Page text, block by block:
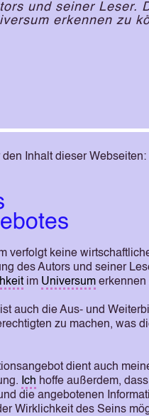
und seiner Leser.
erkennen zu
Inhalt dieser Webseiten:
verfolgt keine
des Autors und seiner
im Universum erkennen
auch die Aus- und
zu machen, was
dient auch
Ich hoffe außerdem,
die angebotenen
Wirklichkeit des Seins